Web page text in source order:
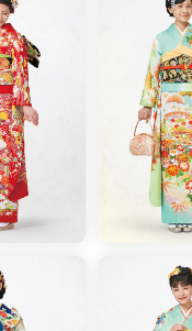
そう華やかに。
「夢見草」93,000円＋
＋税b.水引の髪飾
円＋税b.つまみか
履・雨具